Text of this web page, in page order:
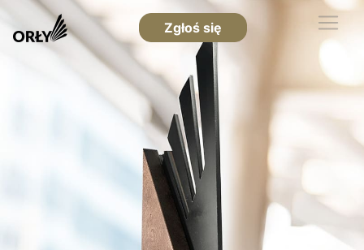
Zgłoś się